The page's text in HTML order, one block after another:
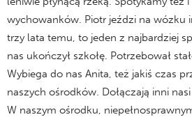
wychowanków. Piotr jeździ na wózku
trzy lata temu, to jeden z najbardziej
nas ukończył szkołę. Potrzebował
Wybiega do nas Anita, też jakiś czas
naszych ośrodków. Dołączają inni
W naszym ośrodku,